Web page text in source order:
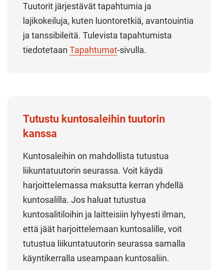
Tuutorit järjestävät tapahtumia ja
lajikokeiluja, kuten luontoretkiä, avantouintia
ja tanssibileitä. Tulevista tapahtumista
tiedotetaan Tapahtumat-sivulla.
Tutustu kuntosaleihin tuutorin
kanssa
Kuntosaleihin on mahdollista tutustua
liikuntatuutorin seurassa. Voit käydä
harjoittelemassa maksutta kerran yhdellä
kuntosalilla. Jos haluat tutustua
kuntosalitiloihin ja laitteisiin lyhyesti ilman,
että jäät harjoittelemaan kuntosalille, voit
tutustua liikuntatuutorin seurassa samalla
käyntikerralla useampaan kuntosaliin.